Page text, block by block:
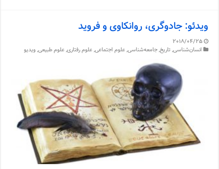
ویدئو: جادوگری، روانکاوی و فروید
2018/04/25
انسان‌شناسی, تاریخ,جامعه‌شناسی,علوم اجتماعی,علوم رفتاری,علوم طبیعی,ویدیو